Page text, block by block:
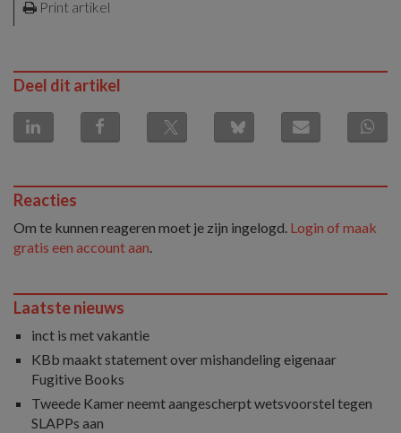
Print artikel
Deel dit artikel
Reacties
Om te kunnen reageren moet je zijn ingelogd. Login of maak
gratis een account aan.
Laatste nieuws
inct is met vakantie
KBb maakt statement over mishandeling eigenaar
Fugitive Books
Tweede Kamer neemt aangescherpt wetsvoorstel tegen
SLAPPs aan